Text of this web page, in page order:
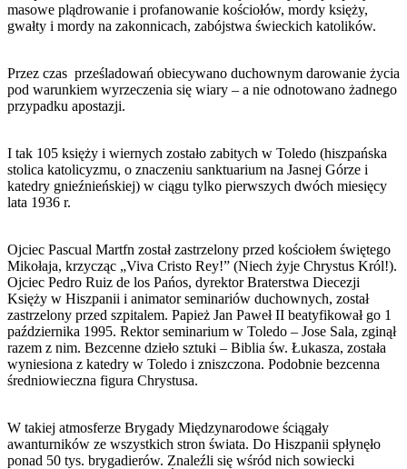
masowe plądrowanie i profanowanie kościołów, mordy księży,
gwałty i mordy na zakonnicach, zabójstwa świeckich katolików.
Przez czas prześladowań obiecywano duchownym darowanie życia
pod warunkiem wyrzeczenia się wiary – a nie odnotowano żadnego
przypadku apostazji.
I tak 105 księży i wiernych zostało zabitych w Toledo (hiszpańska
stolica katolicyzmu, o znaczeniu sanktuarium na Jasnej Górze i
katedry gnieźnieńskiej) w ciągu tylko pierwszych dwóch miesięcy
lata 1936 r.
Ojciec Pascual Martfn został zastrzelony przed kościołem świętego
Mikołaja, krzycząc „Viva Cristo Rey!” (Niech żyje Chrystus Król!).
Ojciec Pedro Ruiz de los Pańos, dyrektor Braterstwa Diecezji
Księży w Hiszpanii i animator seminariów duchownych, został
zastrzelony przed szpitalem. Papież Jan Paweł II beatyfikował go 1
października 1995. Rektor seminarium w Toledo – Jose Sala, zginął
razem z nim. Bezcenne dzieło sztuki – Biblia św. Łukasza, została
wyniesiona z katedry w Toledo i zniszczona. Podobnie bezcenna
średniowieczna figura Chrystusa.
W takiej atmosferze Brygady Międzynarodowe ściągały
awanturników ze wszystkich stron świata. Do Hiszpanii spłynęło
ponad 50 tys. brygadierów. Znaleźli się wśród nich sowiecki